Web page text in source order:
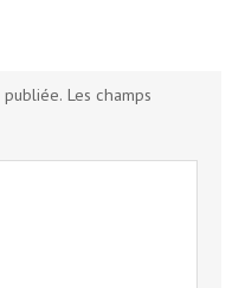
publiée. Les champs